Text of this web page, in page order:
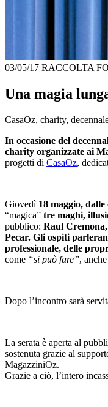
03/05/17 RACCOLTA
Una magia
CasaOz, charity,
In occasione del
charity organizzate ai
progetti di CasaOz,
Giovedì 18 maggio, dalle
“magica” tre maghi,
pubblico: Raul Cremona
Pecar. Gli ospiti
professionale, delle
come “si può fare”,
Dopo l’incontro sarà
La serata è aperta al
sostenuta grazie al
MagazziniOz.
Grazie a ciò, l’intero